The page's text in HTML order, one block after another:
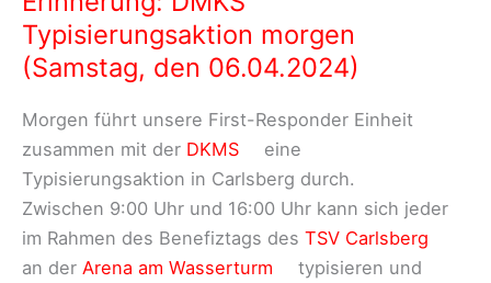
Typisierungsaktion morgen
(Samstag, den 06.04.2024)
Morgen führt unsere First-Responder Einheit
zusammen mit der DKMS
eine
Typisierungsaktion in Carlsberg durch.
Zwischen 9:00 Uhr und 16:00 Uhr kann sich jeder
im Rahmen des Benefiztags des TSV Carlsberg
an der Arena am Wasserturm
typisieren und